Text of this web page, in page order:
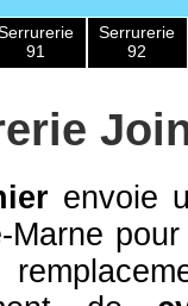
91
Serrurerie
92
envoie
Marne